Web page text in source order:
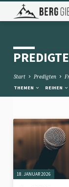
Start Predigten
THEMEN REIHEN
ÜBER
FRUST
18. JANUAR 2026